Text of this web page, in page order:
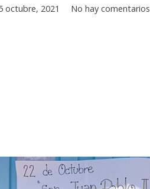
octubre, 2021 No hay comentarios